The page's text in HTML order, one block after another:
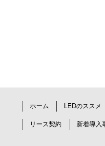
ホーム LEDのススメ
リース契約 新着導入